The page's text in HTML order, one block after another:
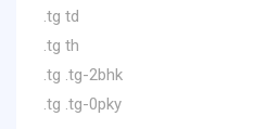
.tg td
.tg th
.tg .tg-2bhk
.tg .tg-0pky